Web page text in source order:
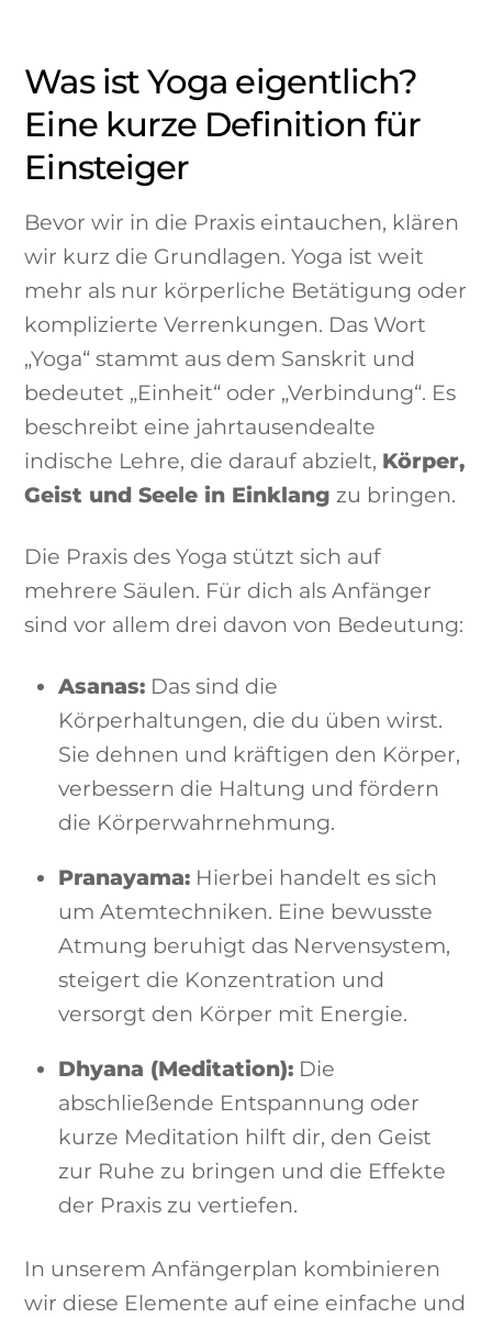
Was ist Yoga eigentlich?
Eine kurze Definition für
Einsteiger
Bevor wir in die Praxis eintauchen, klären
wir kurz die Grundlagen. Yoga ist weit
mehr als nur körperliche Betätigung oder
komplizierte Verrenkungen. Das Wort
„Yoga“ stammt aus dem Sanskrit und
bedeutet „Einheit“ oder „Verbindung“. Es
beschreibt eine jahrtausendealte
indische Lehre, die darauf abzielt, Körper,
Geist und Seele in Einklang zu bringen.
Die Praxis des Yoga stützt sich auf
mehrere Säulen. Für dich als Anfänger
sind vor allem drei davon von Bedeutung:
Asanas: Das sind die
Körperhaltungen, die du üben wirst.
Sie dehnen und kräftigen den Körper,
verbessern die Haltung und fördern
die Körperwahrnehmung.
Pranayama: Hierbei handelt es sich
um Atemtechniken. Eine bewusste
Atmung beruhigt das Nervensystem,
steigert die Konzentration und
versorgt den Körper mit Energie.
Dhyana (Meditation): Die
abschließende Entspannung oder
kurze Meditation hilft dir, den Geist
zur Ruhe zu bringen und die Effekte
der Praxis zu vertiefen.
In unserem Anfängerplan kombinieren
wir diese Elemente auf eine einfache und